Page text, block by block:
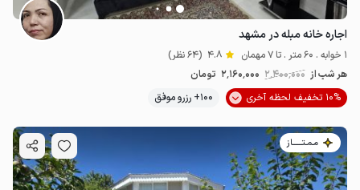
اجاره خانه مبله در مشهد
1 خوابه . 60 متر . تا 7 مهمان 4.8 (64 نظر)
هر شب از 2٬400٬000 2٬160٬000 تومان
10% تخفیف لحظه آخری
100+ رزرو موفق
مـمـتــــــاز